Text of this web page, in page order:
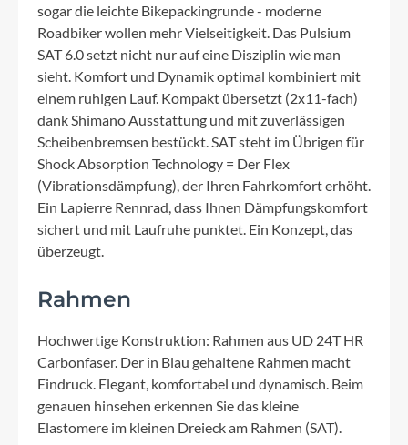
sogar die leichte Bikepackingrunde - moderne
Roadbiker wollen mehr Vielseitigkeit. Das Pulsium
SAT 6.0 setzt nicht nur auf eine Disziplin wie man
sieht. Komfort und Dynamik optimal kombiniert mit
einem ruhigen Lauf. Kompakt übersetzt (2x11-fach)
dank Shimano Ausstattung und mit zuverlässigen
Scheibenbremsen bestückt. SAT steht im Übrigen für
Shock Absorption Technology = Der Flex
(Vibrationsdämpfung), der Ihren Fahrkomfort erhöht.
Ein Lapierre Rennrad, dass Ihnen Dämpfungskomfort
sichert und mit Laufruhe punktet. Ein Konzept, das
überzeugt.
Rahmen
Hochwertige Konstruktion: Rahmen aus UD 24T HR
Carbonfaser. Der in Blau gehaltene Rahmen macht
Eindruck. Elegant, komfortabel und dynamisch. Beim
genauen hinsehen erkennen Sie das kleine
Elastomere im kleinen Dreieck am Rahmen (SAT).